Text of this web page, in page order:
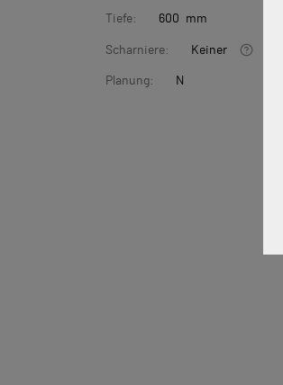
Tiefe: 600 mm
Scharniere: Keiner
Planung: N